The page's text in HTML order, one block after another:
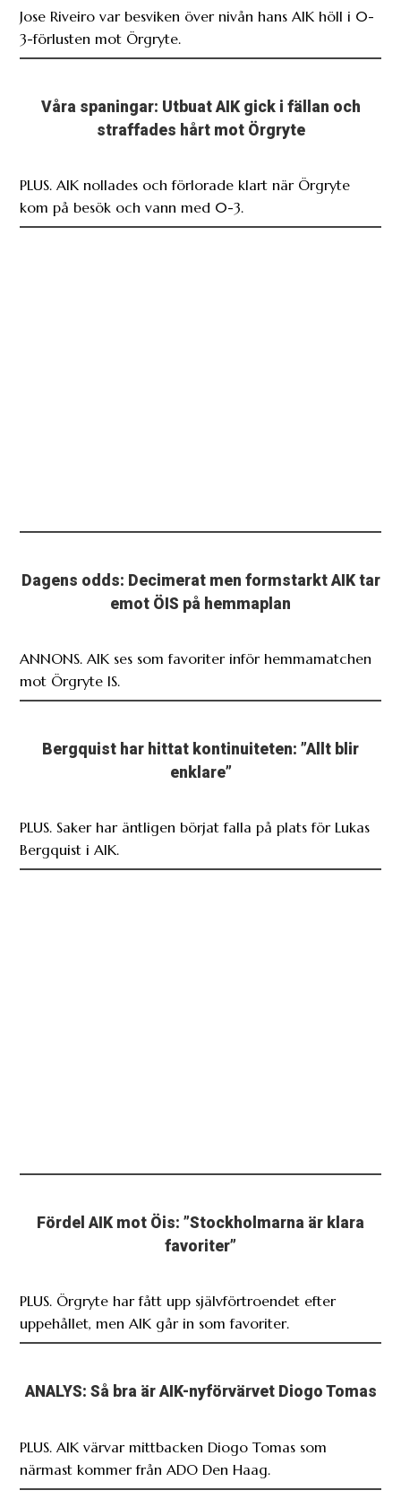
Jose Riveiro var besviken över nivån hans AIK höll i 0-
3-förlusten mot Örgryte.
Våra spaningar: Utbuat AIK gick i fällan och
straffades hårt mot Örgryte
PLUS. AIK nollades och förlorade klart när Örgryte
kom på besök och vann med 0-3.
Dagens odds: Decimerat men formstarkt AIK tar
emot ÖIS på hemmaplan
ANNONS. AIK ses som favoriter inför hemmamatchen
mot Örgryte IS.
Bergquist har hittat kontinuiteten: ”Allt blir
enklare”
PLUS. Saker har äntligen börjat falla på plats för Lukas
Bergquist i AIK.
Fördel AIK mot Öis: ”Stockholmarna är klara
favoriter”
PLUS. Örgryte har fått upp självförtroendet efter
uppehållet, men AIK går in som favoriter.
ANALYS: Så bra är AIK-nyförvärvet Diogo Tomas
PLUS. AIK värvar mittbacken Diogo Tomas som
närmast kommer från ADO Den Haag.